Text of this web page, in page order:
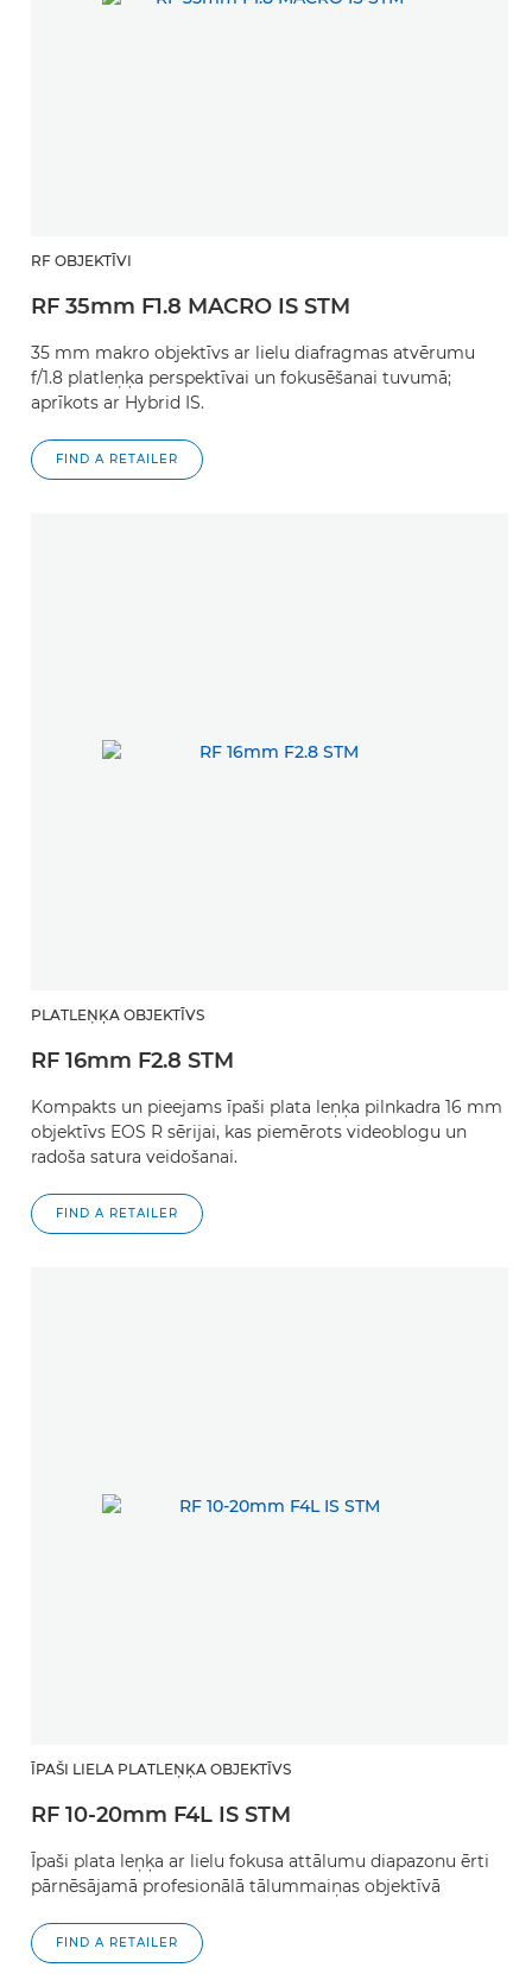
RF OBJEKTĪVI
RF 35mm F1.8 MACRO IS STM
35 mm makro objektīvs ar lielu diafragmas atvērumu
f/1.8 platleņķa perspektīvai un fokusēšanai tuvumā;
aprīkots ar Hybrid IS.
FIND A RETAILER
PLATLEŅĶA OBJEKTĪVS
RF 16mm F2.8 STM
Kompakts un pieejams īpaši plata leņķa pilnkadra 16 mm
objektīvs EOS R sērijai, kas piemērots videoblogu un
radoša satura veidošanai.
FIND A RETAILER
ĪPAŠI LIELA PLATLEŅĶA OBJEKTĪVS
RF 10-20mm F4L IS STM
Īpaši plata leņķa ar lielu fokusa attālumu diapazonu ērti
pārnēsājamā profesionālā tālummaiņas objektīvā
FIND A RETAILER